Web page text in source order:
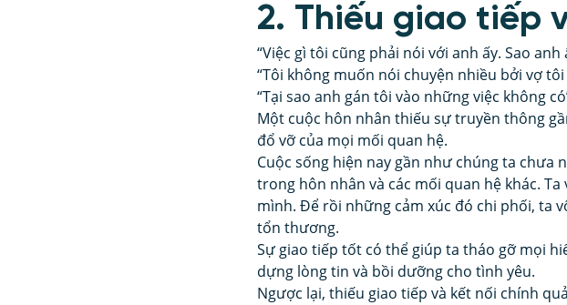
2. Thiếu giao tiếp
“Việc gì tôi cũng phải nói với anh ấy. Sao anh
“Tôi không muốn nói chuyện nhiều bởi vợ
“Tại sao anh gán tôi vào những việc không
Một cuộc hôn nhân thiếu sự truyền thông
đổ vỡ của mọi mối quan hệ.
Cuộc sống hiện nay gần như chúng ta
trong hôn nhân và các mối quan hệ khác.
mình. Để rồi những cảm xúc đó chi phối, ta
tổn thương.
Sự giao tiếp tốt có thể giúp ta tháo gỡ mọi
dựng lòng tin và bồi dưỡng cho tình yêu.
Ngược lại, thiếu giao tiếp và kết nối chính